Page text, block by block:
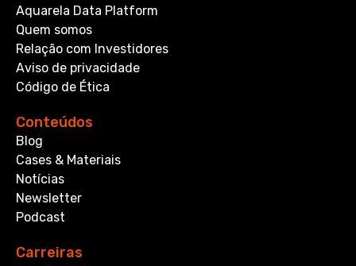
Aquarela Data Platform
Quem somos
Relação com Investidores
Aviso de privacidade
Código de Ética
Conteúdos
Blog
Cases & Materiais
Notícias
Newsletter
Podcast
Carreiras